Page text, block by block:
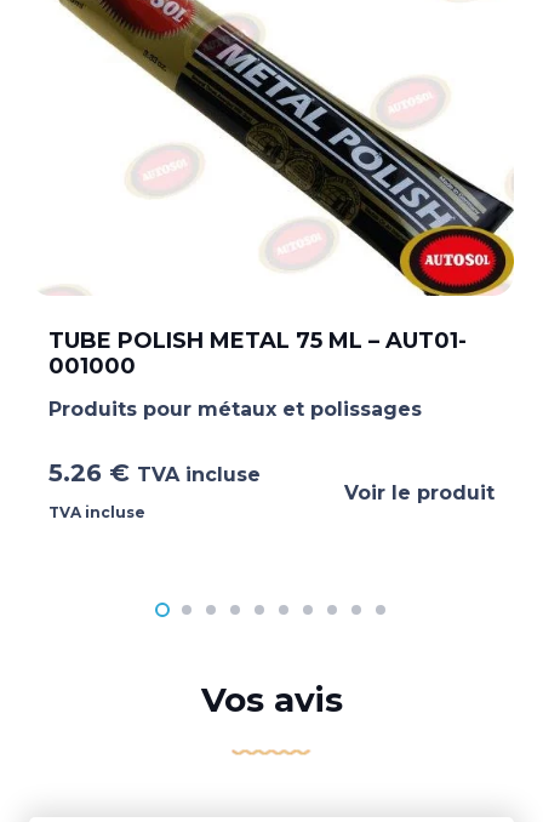
TUBE POLISH METAL 75 ML – AUT01-
001000
Produits pour métaux et polissages
5.26 € TVA incluse
TVA incluse
Voir le produit
Vos avis